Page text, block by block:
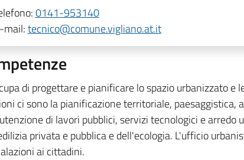
0141-953140
mail:tecnico@comune.vigliano.at.it
di progettare e pianificare lo spazio urbanizzato e
ci sono la pianificazione territoriale, paesaggistica,
di lavori pubblici, servizi tecnologici e arredo
privata e pubblica e dell'ecologia. L'ufficio
ai cittadini.